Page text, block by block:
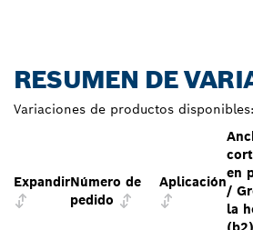
RESUMEN DE
Variaciones de productos disponibles:
ExpandirNúmero de
pedido
Aplicación
en
/
la